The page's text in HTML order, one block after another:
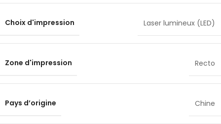
Choix d'impression Laser lumineux (LED)
Zone d'impression Recto
Pays d’origine Chine